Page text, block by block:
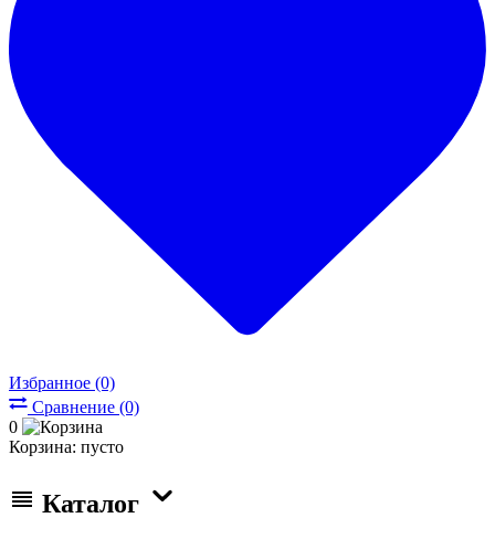
Избранное (0)
Сравнение (0)
0
Корзина: пусто
Каталог